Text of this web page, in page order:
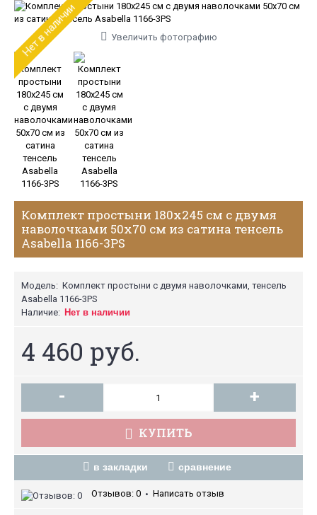
Нет в наличии Увеличить фотографию
Комплект простыни 180х245 см с двумя
наволочками 50х70 см из сатина тенсель
Asabella 1166-3PS
Модель: Комплект простыни с двумя наволочками, тенсель
Asabella 1166-3PS
Наличие: Нет в наличии
4 460 руб.
- +
КУПИТЬ
в закладки сравнение
Отзывов: 0 • Написать отзыв